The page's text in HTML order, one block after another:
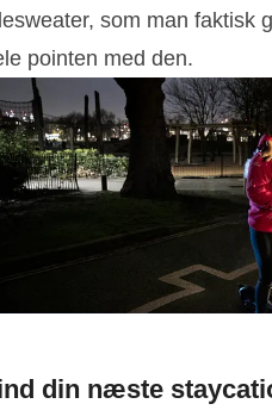
som man faktisk
pointen med den.
din næste